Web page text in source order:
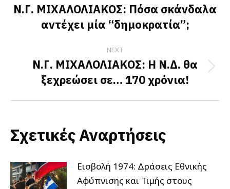
navigation Previous
post:
Ν.Γ. ΜΙΧΑΛΟΛΙΑΚΟΣ: Πόσα σκάνδαλα
αντέχει μία “δημοκρατία”;
NEXT
Next
post:
Ν.Γ. ΜΙΧΑΛΟΛΙΑΚΟΣ: Η Ν.Δ. θα
ξεχρεώσει σε… 170 χρόνια!
Σχετικές Αναρτήσεις
Εισβολή 1974: Δράσεις Εθνικής
Αφύπνισης και Τιμής στους